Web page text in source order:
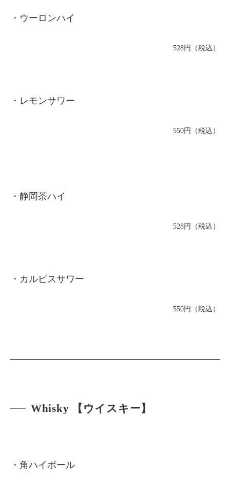
・ウーロンハイ
528円（税込）
・レモンサワー
550円（税込）
・静岡茶ハイ
528円（税込）
・カルピスサワー
550円（税込）
Whisky 【ウイスキー】
・角ハイボール